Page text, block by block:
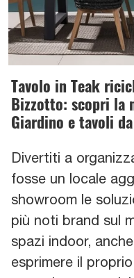
Tavolo in Teak
Bizzotto: scopri la
Giardino e tavoli
Divertiti a
fosse un locale
showroom le
più noti brand sul
spazi indoor,
esprimere il